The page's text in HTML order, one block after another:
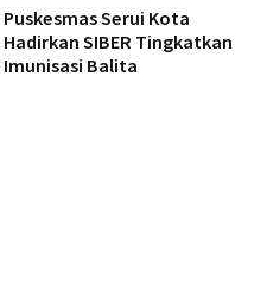
Puskesmas Serui Kota
Hadirkan SIBER Tingkatkan
Imunisasi Balita